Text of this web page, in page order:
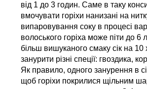
від 1 до 3 годин. Саме в таку
вмочувати горіхи нанизані на
випаровування соку в процесі
волоського горіха може піти до 6
більш вишуканого смаку сік на
занурити різні спеції: гвоздика,
Як правило, одного занурення в
щоб горіхи покрилися щільним